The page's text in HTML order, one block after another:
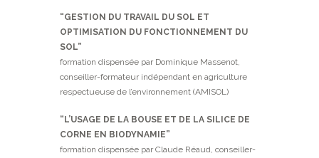
“GESTION DU TRAVAIL DU SOL ET
OPTIMISATION DU FONCTIONNEMENT DU
SOL”
formation dispensée par Dominique Massenot,
conseiller-formateur indépendant en agriculture
respectueuse de l’environnement (AMISOL)
“L’USAGE DE LA BOUSE ET DE LA SILICE DE
CORNE EN BIODYNAMIE”
formation dispensée par Claude Réaud, conseiller-